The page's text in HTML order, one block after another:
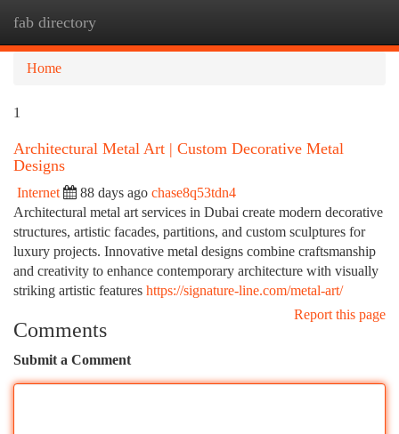
fab directory
Home
1
Architectural Metal Art | Custom Decorative Metal
Designs
Internet 88 days ago chase8q53tdn4
Architectural metal art services in Dubai create modern decorative
structures, artistic facades, partitions, and custom sculptures for
luxury projects. Innovative metal designs combine craftsmanship
and creativity to enhance contemporary architecture with visually
striking artistic features https://signature-line.com/metal-art/
Report this page
Comments
Submit a Comment